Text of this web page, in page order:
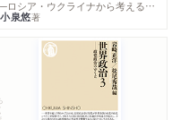
─ロシア・ウクライナから考える世界の行方
小泉悠著
書